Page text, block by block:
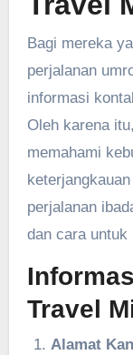
Bagi mereka
perjalanan
informasi
Oleh karena
memahami
perjalanan
dan cara untuk
Travel
Alamat